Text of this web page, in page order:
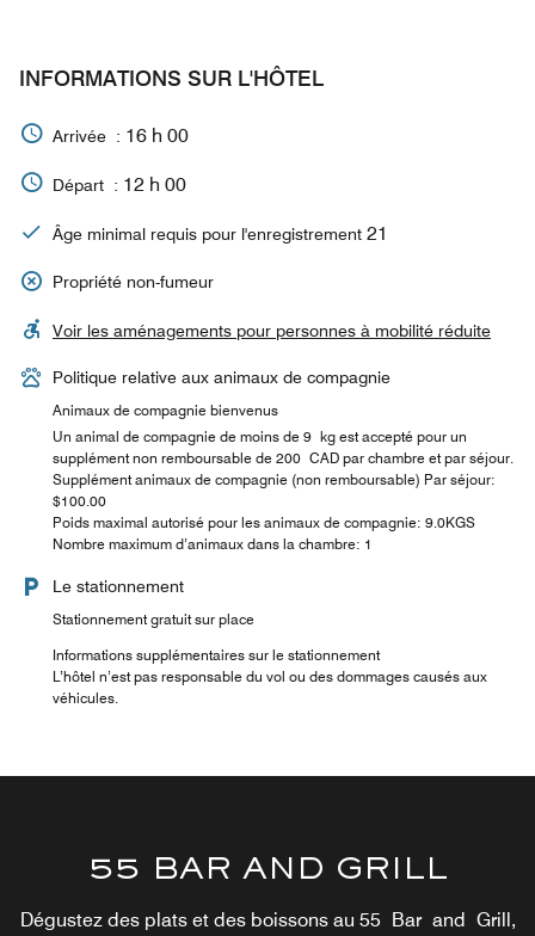
INFORMATIONS SUR L'HÔTEL
Arrivée : 16 h 00
Départ : 12 h 00
Âge minimal requis pour l'enregistrement 21
Propriété non-fumeur
Voir les aménagements pour personnes à mobilité réduite
Politique relative aux animaux de compagnie
Animaux de compagnie bienvenus
Un animal de compagnie de moins de 9 kg est accepté pour un
supplément non remboursable de 200 CAD par chambre et par séjour.
Supplément animaux de compagnie (non remboursable) Par séjour:
$100.00
Poids maximal autorisé pour les animaux de compagnie: 9.0KGS
Nombre maximum d’animaux dans la chambre: 1
Le stationnement
Stationnement gratuit sur place
Informations supplémentaires sur le stationnement
L’hôtel n’est pas responsable du vol ou des dommages causés aux
véhicules.
55 BAR AND GRILL
Dégustez des plats et des boissons au 55 Bar and Grill,